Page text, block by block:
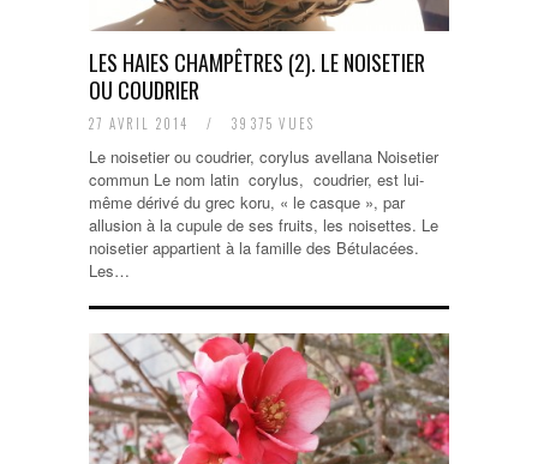
LES HAIES CHAMPÊTRES (2). LE NOISETIER
OU COUDRIER
27 AVRIL 2014 / 39375 VUES
Le noisetier ou coudrier, corylus avellana Noisetier
commun Le nom latin corylus, coudrier, est lui-
même dérivé du grec koru, « le casque », par
allusion à la cupule de ses fruits, les noisettes. Le
noisetier appartient à la famille des Bétulacées.
Les…